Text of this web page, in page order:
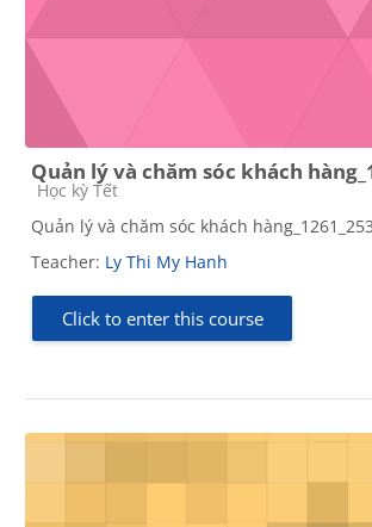
Quản lý và chăm sóc khách
Course category
Học kỳ Tết
Quản lý và chăm sóc khách
Teacher: Ly Thi My Hanh
Click to enter this course